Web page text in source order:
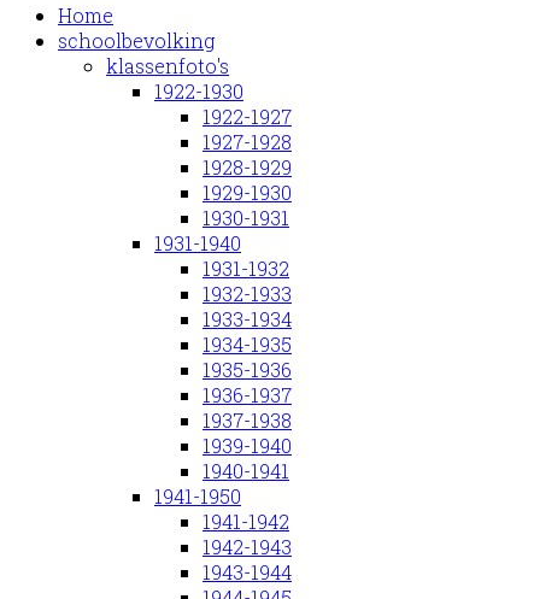
Home
schoolbevolking
klassenfoto's
1922-1930
1922-1927
1927-1928
1928-1929
1929-1930
1930-1931
1931-1940
1931-1932
1932-1933
1933-1934
1934-1935
1935-1936
1936-1937
1937-1938
1939-1940
1940-1941
1941-1950
1941-1942
1942-1943
1943-1944